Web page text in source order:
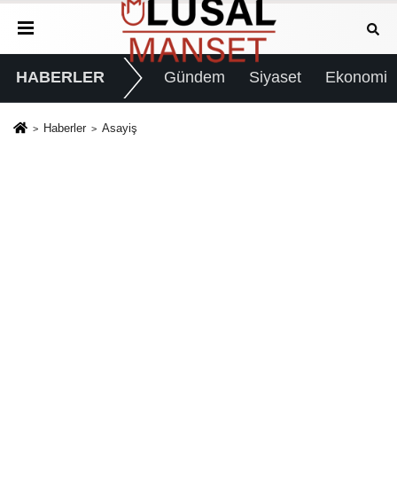
HABERLER Gündem Siyaset Ekonomi
Haberler Asayiş